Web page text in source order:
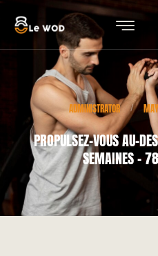
ADMINISTRATOR /
PROPULSEZ-VOUS AU-
SEMAINES –